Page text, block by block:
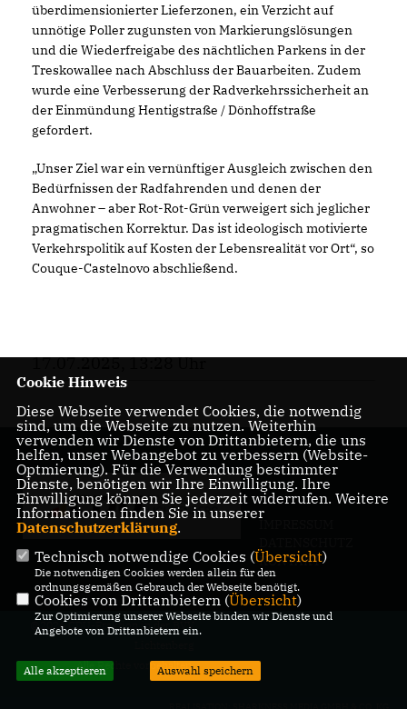
überdimensionierter Lieferzonen, ein Verzicht auf
unnötige Poller zugunsten von Markierungslösungen
und die Wiederfreigabe des nächtlichen Parkens in der
Treskowallee nach Abschluss der Bauarbeiten. Zudem
wurde eine Verbesserung der Radverkehrssicherheit an
der Einmündung Hentigstraße / Dönhoffstraße
gefordert.
Unser Ziel war ein vernünftiger Ausgleich zwischen den
Bedürfnissen der Radfahrenden und denen der
Anwohner – aber Rot-Rot-Grün verweigert sich jeglicher
pragmatischen Korrektur. Das ist ideologisch motivierte
Verkehrspolitik auf Kosten der Lebensrealität vor Ort“, so
Couque-Castelnovo abschließend.
17.07.2025, 13:28 Uhr
KONTAKT
@2026 CDU-Fraktion in der BVV
Alle Rechte vorbehalten.
Cookie Hinweis
Diese Webseite verwendet Cookies, die notwendig
sind, um die Webseite zu nutzen. Weiterhin
verwenden wir Dienste von Drittanbietern, die uns
helfen, unser Webangebot zu verbessern (Website-
Optmierung). Für die Verwendung bestimmter
Dienste, benötigen wir Ihre Einwilligung. Ihre
Einwilligung können Sie jederzeit widerrufen. Weitere
Informationen finden Sie in unserer
Datenschutzerklärung.
Technisch notwendige Cookies (Übersicht)
Die notwendigen Cookies werden allein für den
ordnungsgemäßen Gebrauch der Webseite benötigt.
Cookies von Drittanbietern (Übersicht)
Zur Optimierung unserer Webseite binden wir Dienste und
Angebote von Drittanbietern ein.
Alle akzeptieren Auswahl speichern